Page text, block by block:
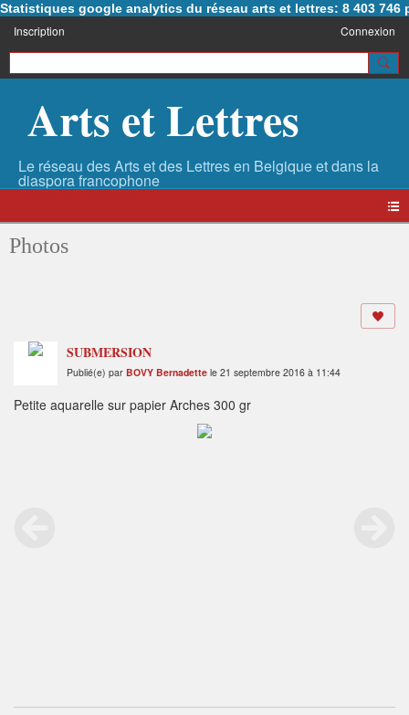
Statistiques google analytics du réseau arts et lettres: 8 403 746
Inscription Connexion
Arts et Lettres
Photos
SUBMERSION
Publié(e) par BOVY Bernadette le 21 septembre 2016 à 11:44
Petite aquarelle sur papier Arches 300 gr